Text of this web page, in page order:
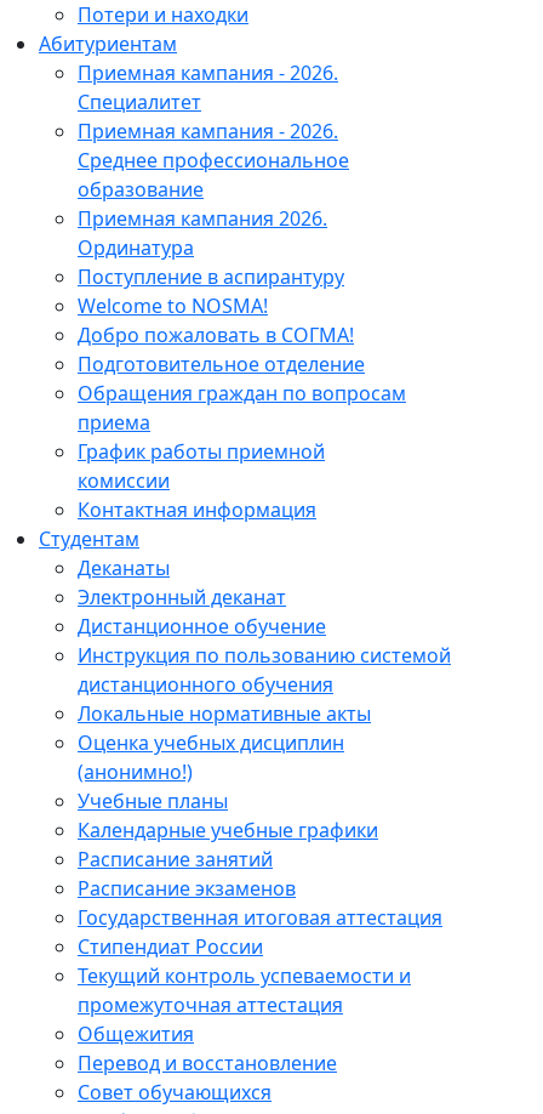
Потери и находки
Абитуриентам
Приемная кампания - 2026.
Специалитет
Приемная кампания - 2026.
Среднее профессиональное
образование
Приемная кампания 2026.
Ординатура
Поступление в аспирантуру
Welcome to NOSMA!
Добро пожаловать в СОГМА!
Подготовительное отделение
Обращения граждан по вопросам
приема
График работы приемной
комиссии
Контактная информация
Студентам
Деканаты
Электронный деканат
Дистанционное обучение
Инструкция по пользованию системой
дистанционного обучения
Локальные нормативные акты
Оценка учебных дисциплин
(анонимно!)
Учебные планы
Календарные учебные графики
Расписание занятий
Расписание экзаменов
Государственная итоговая аттестация
Стипендиат России
Текущий контроль успеваемости и
промежуточная аттестация
Общежития
Перевод и восстановление
Совет обучающихся